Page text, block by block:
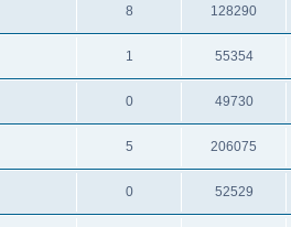
8 128290
1 55354
0 49730
5 206075
0 52529